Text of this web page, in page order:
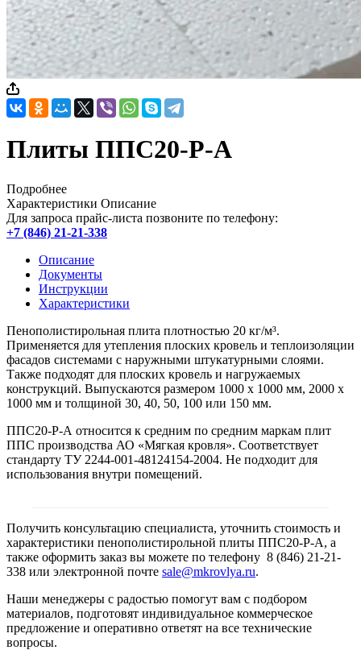
Плиты ППС20-Р-А
Подробнее
Характеристики Описание
Для запроса прайс-листа позвоните по телефону:
+7 (846) 21-21-338
Описание
Документы
Инструкции
Характеристики
Пенополистирольная плита плотностью 20 кг/м³.
Применяется для утепления плоских кровель и теплоизоляции
фасадов системами с наружными штукатурными слоями.
Также подходят для плоских кровель и нагружаемых
конструкций. Выпускаются размером 1000 х 1000 мм, 2000 х
1000 мм и толщиной 30, 40, 50, 100 или 150 мм.
ППС20-Р-А относится к средним по средним маркам плит
ППС производства АО «Мягкая кровля». Соответствует
стандарту ТУ 2244-001-48124154-2004. Не подходит для
использования внутри помещений.
Получить консультацию специалиста, уточнить стоимость и
характеристики пенополистирольной плиты ППС20-Р-А, а
также оформить заказ вы можете по телефону 8 (846) 21-21-
338 или электронной почте sale@mkrovlya.ru.
Наши менеджеры с радостью помогут вам с подбором
материалов, подготовят индивидуальное коммерческое
предложение и оперативно ответят на все технические
вопросы.